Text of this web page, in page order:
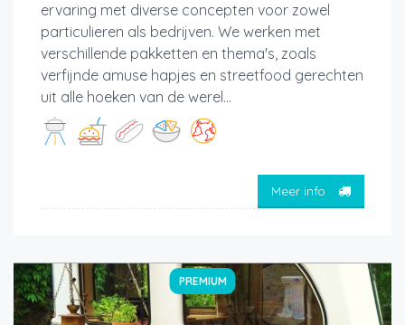
ervaring met diverse concepten voor zowel
particulieren als bedrijven. We werken met
verschillende pakketten en thema's, zoals
verfijnde amuse hapjes en streetfood gerechten
uit alle hoeken van de werel...
Meer info
PREMIUM